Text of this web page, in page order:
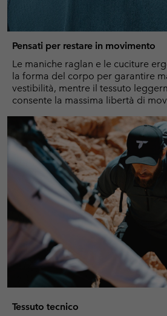
Pensati per restare in movimento
Le maniche raglan e le cuciture
la forma del corpo per garantire
vestibilità, mentre il tessuto
consente la massima libertà di
Tessuto tecnico